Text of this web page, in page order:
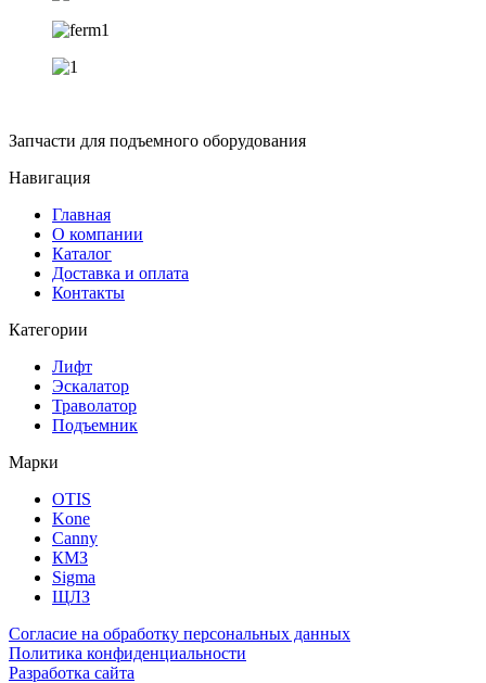
Запчасти для подъемного оборудования
Навигация
Главная
О компании
Каталог
Доставка и оплата
Контакты
Категории
Лифт
Эскалатор
Траволатор
Подъемник
Марки
OTIS
Kone
Canny
КМЗ
Sigma
ЩЛЗ
Согласие на обработку персональных данных
Политика конфиденциальности
Разработка сайта